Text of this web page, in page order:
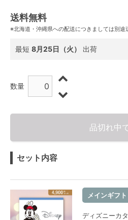
送料無料
※北海道・沖縄県への配送につきましては別途
最短 8月25日（火） 出荷
数量
品切れ中
セット内容
メインギフト
ディズニーカ